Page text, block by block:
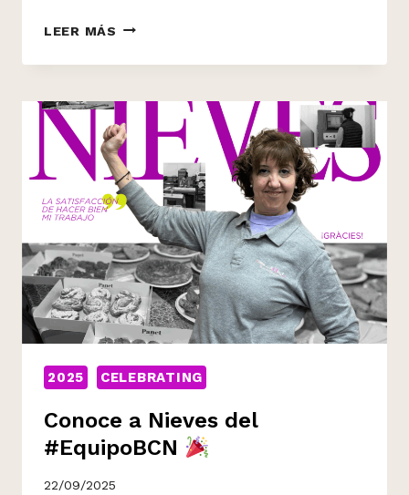
LEER MÁS
HOY
EL MANUFACTURING
DAY
2025 CELEBRATING
Conoce a Nieves del
#EquipoBCN
22/09/2025